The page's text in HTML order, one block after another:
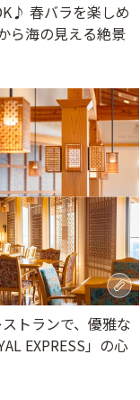
春バラを楽しめ
ら海の見える絶景
トランで、優雅な
EXPRESS」の心